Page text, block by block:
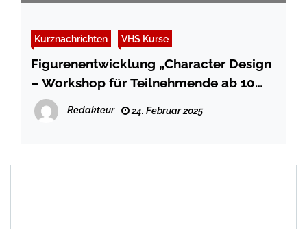
Kurznachrichten VHS Kurse
Figurenentwicklung „Character Design
– Workshop für Teilnehmende ab 10
Jahren“
Redakteur 24. Februar 2025